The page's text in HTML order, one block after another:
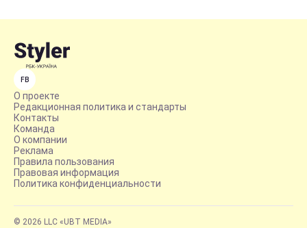
FB
О проекте
Редакционная политика и стандарты
Контакты
Команда
О компании
Реклама
Правила пользования
Правовая информация
Политика конфиденциальности
© 2026 LLC «UBT MEDIA»